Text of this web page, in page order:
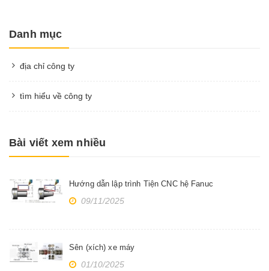
Danh mục
địa chỉ công ty
tìm hiểu về công ty
Bài viết xem nhiều
Hướng dẫn lập trình Tiện CNC hệ Fanuc
09/11/2025
Sên (xích) xe máy
01/10/2025